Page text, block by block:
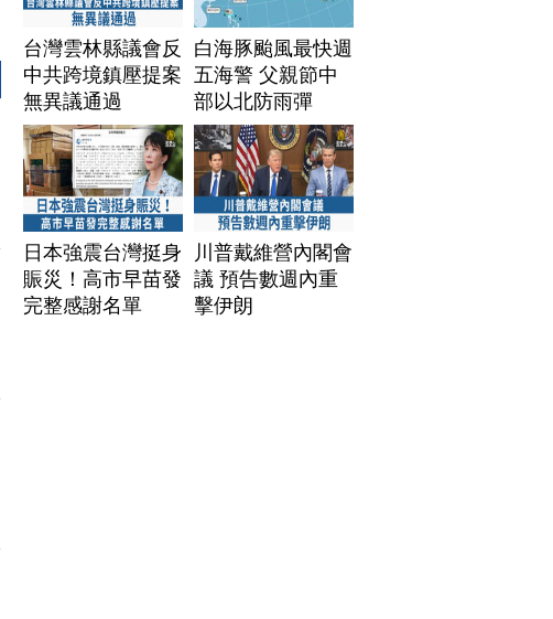
台灣雲林縣議會反
中共跨境鎮壓提案
無異議通過
白海豚颱風最快週
五海警 父親節中
部以北防雨彈
日本強震台灣挺身
賑災！高市早苗發
完整感謝名單
川普戴維營內閣會
議 預告數週內重
擊伊朗